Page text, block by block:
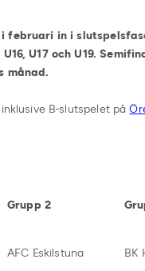
februari in i
U17 och U19.
månad.
inklusive B-slutspelet på
Grupp 2
AFC Eskilstuna BK